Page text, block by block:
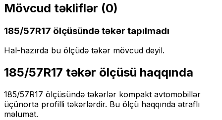
Mövcud təkliflər (0)
185/57R17 ölçüsündə təkər tapılmadı
Hal-hazırda bu ölçüdə təkər mövcud deyil.
185/57R17 təkər ölçüsü haqqında
185/57R17 ölçüsündə təkərlər kompakt avtomobillər
üçünorta profilli təkərlərdir. Bu ölçü haqqında ətraflı
məlumat.